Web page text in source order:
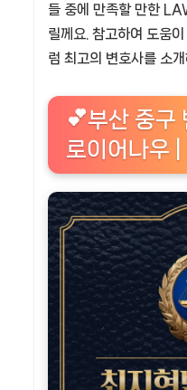
들 중에 만족할 만한
릴께요. 참고하여 도움
럼 최고의 변호사를 소개
💕부산 중구
로이어나우